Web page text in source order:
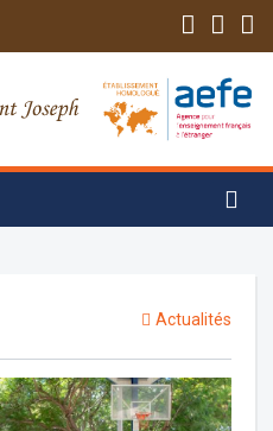
Actualités